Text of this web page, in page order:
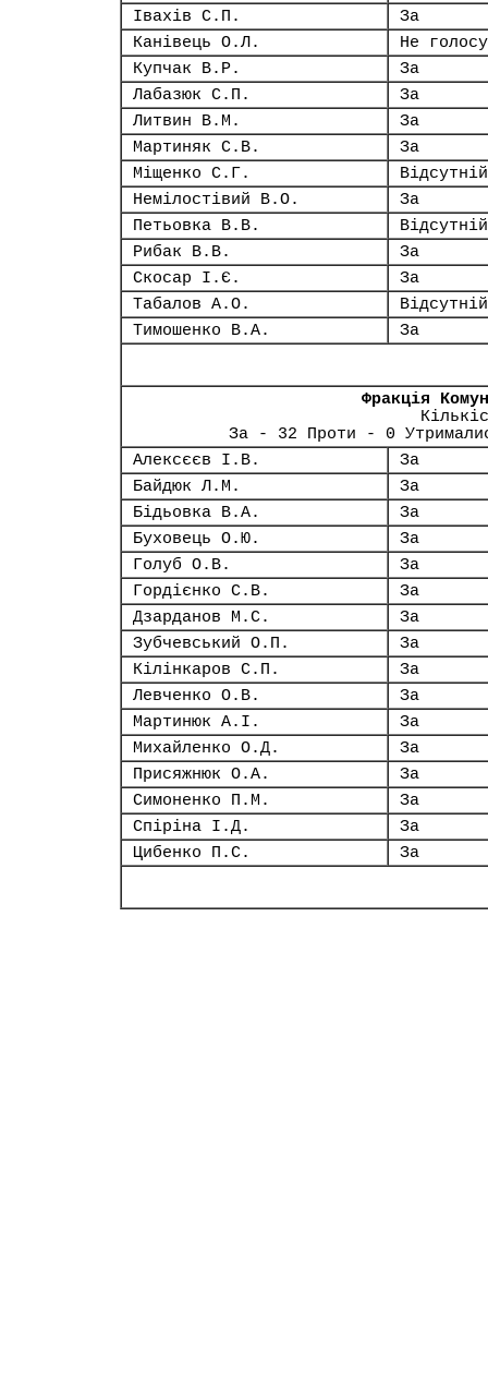
Івахів С.П.
За
Канівець О.Л.
Не
Купчак В.Р.
За
Лабазюк С.П.
За
Литвин В.М.
За
Мартиняк С.В.
За
Міщенко С.Г.
Відсутній
Немілостівий В.О.
За
Петьовка В.В.
Відсутній
Рибак В.В.
За
Скосар І.Є.
За
Табалов А.О.
Відсутній
Тимошенко В.А.
За
Фракція
За - 32 Проти - 0
Алексєєв І.В.
За
Байдюк Л.М.
За
Бідьовка В.А.
За
Буховець О.Ю.
За
Голуб О.В.
За
Гордієнко С.В.
За
Дзарданов М.С.
За
Зубчевський О.П.
За
Кілінкаров С.П.
За
Левченко О.В.
За
Мартинюк А.І.
За
Михайленко О.Д.
За
Присяжнюк О.А.
За
Симоненко П.М.
За
Спіріна І.Д.
За
Цибенко П.С.
За